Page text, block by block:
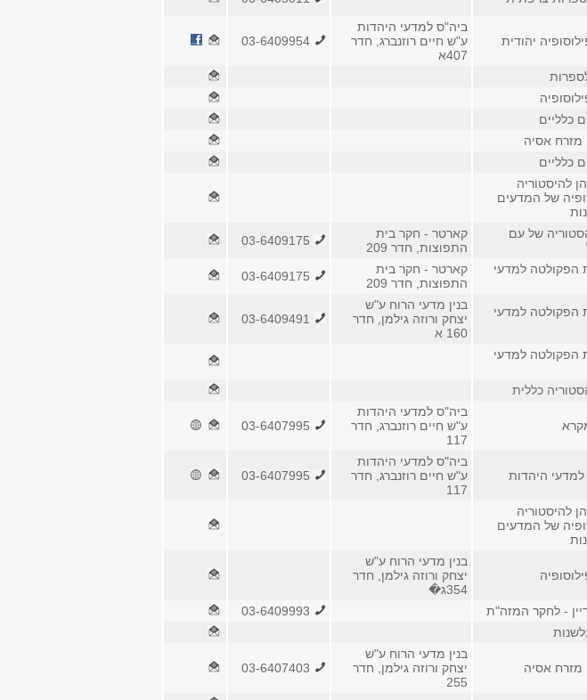
יהודית
ביה"ס למדעי היהדות
ע"ש חיים רוזנברג, חדר
407א
כלליים
מזרח אסיה
כלליים
להיסטוריה
של המדעים
של עם
קארטר - חקר בית
התפוצות, חדר 209
הפקולטה למדעי
קארטר - חקר בית
התפוצות, חדר 209
הפקולטה למדעי
בנין מדעי הרוח ע"ש
יצחק ורוזה גילמן, חדר
160 א
הפקולטה למדעי
כללית
ביה"ס למדעי היהדות
ע"ש חיים רוזנברג, חדר
117
היהדות
ביה"ס למדעי היהדות
ע"ש חיים רוזנברג, חדר
117
להיסטוריה
של המדעים
בנין מדעי הרוח ע"ש
יצחק ורוזה גילמן, חדר
354ג�
- לחקר המזה"ת
מזרח אסיה
בנין מדעי הרוח ע"ש
יצחק ורוזה גילמן, חדר
255